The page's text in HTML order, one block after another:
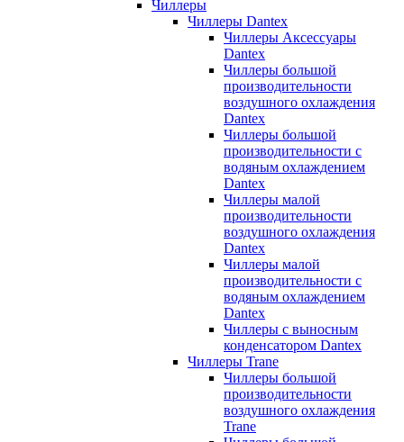
Чиллеры
Чиллеры Dantex
Чиллеры Аксессуары
Dantex
Чиллеры большой
производительности
воздушного охлаждения
Dantex
Чиллеры большой
производительности с
водяным охлаждением
Dantex
Чиллеры малой
производительности
воздушного охлаждения
Dantex
Чиллеры малой
производительности с
водяным охлаждением
Dantex
Чиллеры с выносным
конденсатором Dantex
Чиллеры Trane
Чиллеры большой
производительности
воздушного охлаждения
Trane